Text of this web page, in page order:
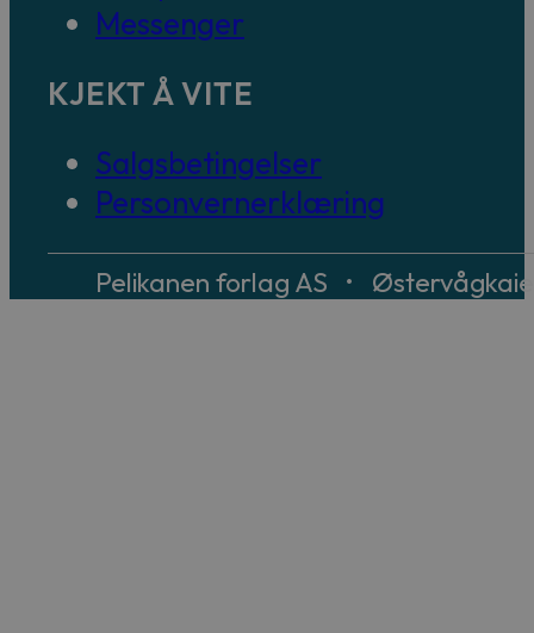
Messenger
KJEKT Å VITE
Salgsbetingelser
Personvernerklæring
Pelikanen forlag AS •